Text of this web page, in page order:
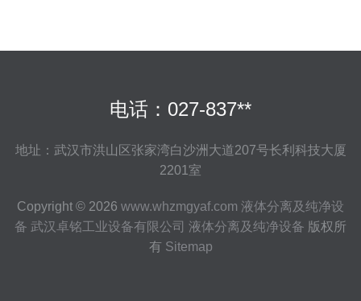
电话：027-837**
地址：武汉市洪山区张家湾白沙洲大道207号长利科技大厦
2201室
Copyright © 2026 www.whzmgyaf.com 液体分离及纯净设
备 武汉卓铭工业设备有限公司 液体分离及纯净设备 版权所
有 Sitemap